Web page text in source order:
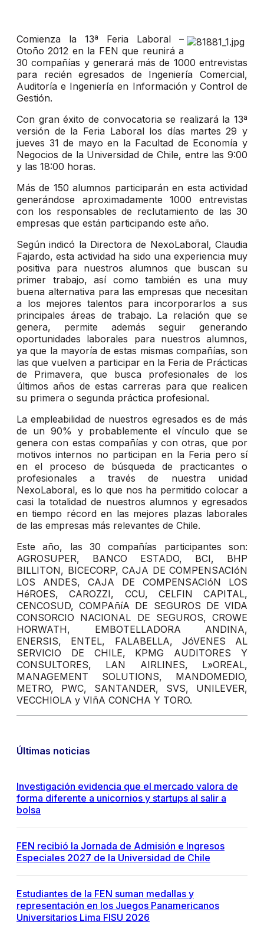
Comienza la 13ª Feria Laboral –
Otoño 2012 en la FEN que reunirá a
30 compañías y generará más de 1000 entrevistas
para recién egresados de Ingeniería Comercial,
Auditoría e Ingeniería en Información y Control de
Gestión.
Con gran éxito de convocatoria se realizará la 13ª
versión de la Feria Laboral los días martes 29 y
jueves 31 de mayo en la Facultad de Economía y
Negocios de la Universidad de Chile, entre las 9:00
y las 18:00 horas.
Más de 150 alumnos participarán en esta actividad
generándose aproximadamente 1000 entrevistas
con los responsables de reclutamiento de las 30
empresas que están participando este año.
Según indicó la Directora de NexoLaboral, Claudia
Fajardo, esta actividad ha sido una experiencia muy
positiva para nuestros alumnos que buscan su
primer trabajo, así como también es una muy
buena alternativa para las empresas que necesitan
a los mejores talentos para incorporarlos a sus
principales áreas de trabajo. La relación que se
genera, permite además seguir generando
oportunidades laborales para nuestros alumnos,
ya que la mayoría de estas mismas compañías, son
las que vuelven a participar en la Feria de Prácticas
de Primavera, que busca profesionales de los
últimos años de estas carreras para que realicen
su primera o segunda práctica profesional.
La empleabilidad de nuestros egresados es de más
de un 90% y probablemente el vínculo que se
genera con estas compañías y con otras, que por
motivos internos no participan en la Feria pero sí
en el proceso de búsqueda de practicantes o
profesionales a través de nuestra unidad
NexoLaboral, es lo que nos ha permitido colocar a
casi la totalidad de nuestros alumnos y egresados
en tiempo récord en las mejores plazas laborales
de las empresas más relevantes de Chile.
Este año, las 30 compañías participantes son:
AGROSUPER, BANCO ESTADO, BCI, BHP
BILLITON, BICECORP, CAJA DE COMPENSACIóN
LOS ANDES, CAJA DE COMPENSACIóN LOS
HéROES, CAROZZI, CCU, CELFIN CAPITAL,
CENCOSUD, COMPAñíA DE SEGUROS DE VIDA
CONSORCIO NACIONAL DE SEGUROS, CROWE
HORWATH, EMBOTELLADORA ANDINA,
ENERSIS, ENTEL, FALABELLA, JóVENES AL
SERVICIO DE CHILE, KPMG AUDITORES Y
CONSULTORES, LAN AIRLINES, L»OREAL,
MANAGEMENT SOLUTIONS, MANDOMEDIO,
METRO, PWC, SANTANDER, SVS, UNILEVER,
VECCHIOLA y VIñA CONCHA Y TORO.
Últimas noticias
Investigación evidencia que el mercado valora de
forma diferente a unicornios y startups al salir a
bolsa
FEN recibió la Jornada de Admisión e Ingresos
Especiales 2027 de la Universidad de Chile
Estudiantes de la FEN suman medallas y
representación en los Juegos Panamericanos
Universitarios Lima FISU 2026